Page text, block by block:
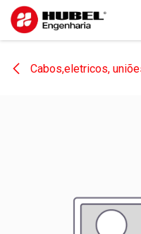
Pular para o conteúdo
Cabos,eletricos,